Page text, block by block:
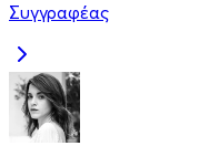
Συγγραφέας